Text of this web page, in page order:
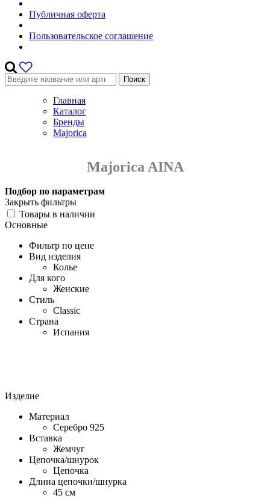
Публичная оферта
Пользовательское соглашение
Поиск
Главная
Каталог
Бренды
Majorica
Majorica AINA
Подбор по параметрам
Закрыть фильтры
Товары в наличии
Основные
Фильтр по цене
Вид изделия
Колье
Для кого
Женские
Стиль
Classic
Страна
Испания
Изделие
Материал
Серебро 925
Вставка
Жемчуг
Цепочка/шнурок
Цепочка
Длина цепочки/шнурка
45 см